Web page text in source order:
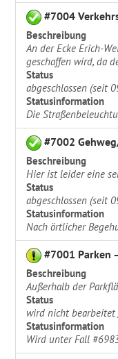
#7004
Beschreibung
An der Ecke Erich-
geschaffen wird, da
Status
abgeschlossen (seit
Statusinformation
Die
#7002
Beschreibung
Hier ist leider eine
Status
abgeschlossen (seit
Statusinformation
Nach örtlicher
#7001 Parken
Beschreibung
Außerhalb der
Status
wird nicht
Statusinformation
Wird unter Fall